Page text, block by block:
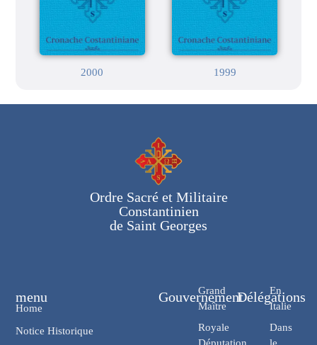
2000 1999
Ordre Sacré et Militaire
Constantinien
de Saint Georges
Gouvernement
Grand
Maître
Royale
Députation
Délégations
En
Italie
Dans
le
menu
Home
Notice Historique